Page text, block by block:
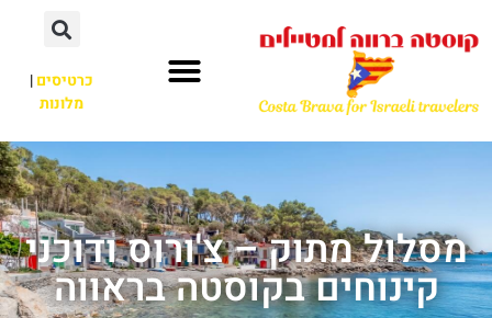
כרטיסים|
מלונות
מסלול מתוק – צ'ורוס ודוכני
קינוחים בקוסטה בראווה